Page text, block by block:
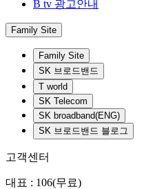
B tv 광고안내
Family Site
Family Site
SK 브로드밴드
T world
SK Telecom
SK broadband(ENG)
SK 브로드밴드 블로그
고객센터
대표 : 106(무료)